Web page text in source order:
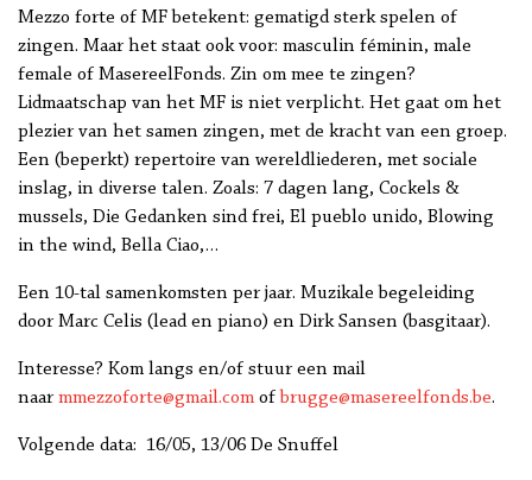
Mezzo forte of MF betekent: gematigd sterk spelen of
zingen. Maar het staat ook voor: masculin féminin, male
female of MasereelFonds. Zin om mee te zingen?
Lidmaatschap van het MF is niet verplicht. Het gaat om het
plezier van het samen zingen, met de kracht van een groep.
Een (beperkt) repertoire van wereldliederen, met sociale
inslag, in diverse talen. Zoals: 7 dagen lang, Cockels &
mussels, Die Gedanken sind frei, El pueblo unido, Blowing
in the wind, Bella Ciao,…
Een 10-tal samenkomsten per jaar. Muzikale begeleiding
door Marc Celis (lead en piano) en Dirk Sansen (basgitaar).
Interesse? Kom langs en/of stuur een mail
naarmmezzoforte@gmail.com of brugge@masereelfonds.be.
Volgende data: 16/05, 13/06 De Snuffel